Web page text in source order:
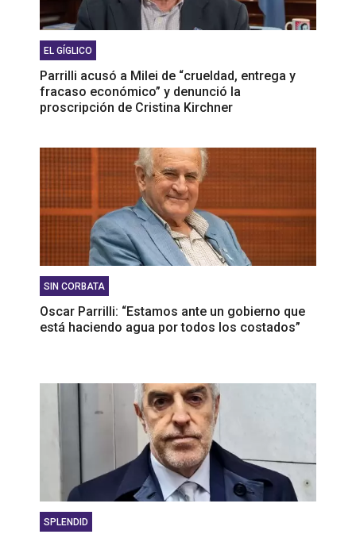
EL GÍGLICO
Parrilli acusó a Milei de “crueldad, entrega y
fracaso económico” y denunció la
proscripción de Cristina Kirchner
SIN CORBATA
Oscar Parrilli: “Estamos ante un gobierno que
está haciendo agua por todos los costados”
SPLENDID